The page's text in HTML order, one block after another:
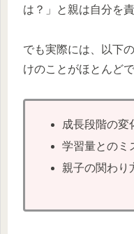
は？」と親は自分を
でも実際には、以下
けのことがほとんどで
成長段階の変
学習量とのミ
親子の関わり